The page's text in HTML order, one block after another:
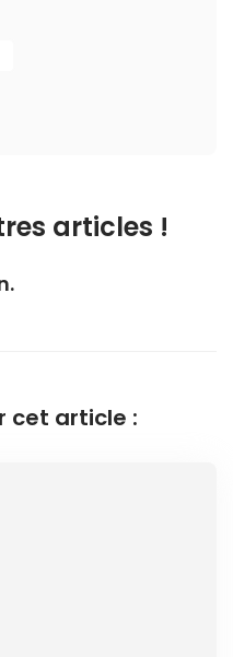
articles !
cet article :